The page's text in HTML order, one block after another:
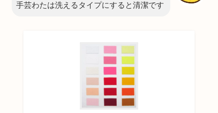
手芸わたは洗えるタイプにすると清潔です